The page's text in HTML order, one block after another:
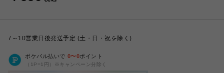
7～10営業日後発送予定 (土・日・祝を除く)
ポケパル払いで 0〜0ポイント
（1P=1円）※キャンペーン分除く